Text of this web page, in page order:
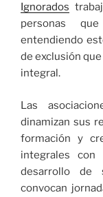
Ignorados
personas
entendiendo
de exclusión
integral.
Las
dinamizan sus
formación y
integrales
desarrollo de
convocan